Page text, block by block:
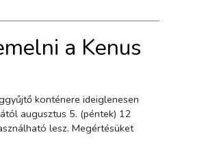
a Kenus
konténere ideiglenesen
augusztus 5. (péntek) 12
lesz. Megértésüket